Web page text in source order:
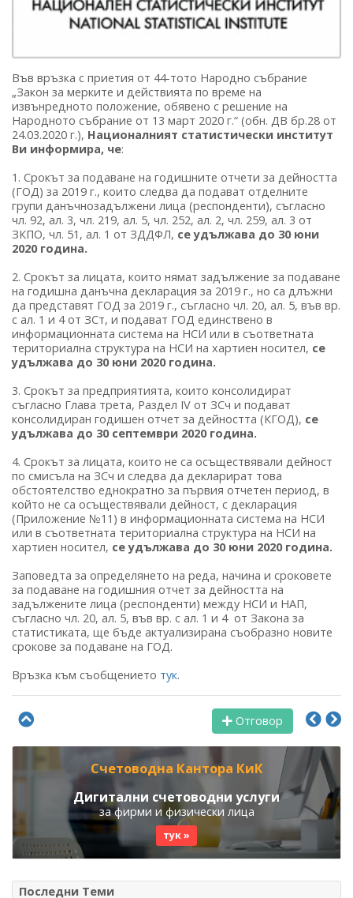
Във връзка с приетия от 44-тото Народно събрание
„Закон за мерките и действията по време на
извънредното положение, обявено с решение на
Народното събрание от 13 март 2020 г.“ (обн. ДВ бр.28 от
24.03.2020 г.), Националният статистически институт
Ви информира, че:
1. Срокът за подаване на годишните отчети за дейността
(ГОД) за 2019 г., които следва да подават отделните
групи данъчнозадължени лица (респонденти), съгласно
чл. 92, ал. 3, чл. 219, ал. 5, чл. 252, ал. 2, чл. 259, ал. 3 от
ЗКПО, чл. 51, ал. 1 от ЗДДФЛ, се удължава до 30 юни
2020 година.
2. Срокът за лицата, които нямат задължение за подаване
на годишна данъчна декларация за 2019 г., но са длъжни
да представят ГОД за 2019 г., съгласно чл. 20, ал. 5, във вр.
с ал. 1 и 4 от ЗСт, и подават ГОД единствено в
информационната система на НСИ или в съответната
териториална структура на НСИ на хартиен носител, се
удължава до 30 юни 2020 година.
3. Срокът за предприятията, които консолидират
съгласно Глава трета, Раздел IV от ЗСч и подават
консолидиран годишен отчет за дейността (КГОД), се
удължава до 30 септември 2020 година.
4. Срокът за лицата, които не са осъществявали дейност
по смисъла на ЗСч и следва да декларират това
обстоятелство еднократно за първия отчетен период, в
който не са осъществявали дейност, с декларация
(Приложение №11) в информационната система на НСИ
или в съответната териториална структура на НСИ на
хартиен носител, се удължава до 30 юни 2020 година.
Заповедта за определянето на реда, начина и сроковете
за подаване на годишния отчет за дейността на
задължените лица (респонденти) между НСИ и НАП,
съгласно чл. 20, ал. 5, във вр. с ал. 1 и 4 от Закона за
статистиката, ще бъде актуализирана съобразно новите
срокове за подаване на ГОД.
Връзка към съобщението тук.
Отговор
Счетоводна Кантора КиК
Дигитални счетоводни услуги
за фирми и физически лица
тук »
Последни Теми